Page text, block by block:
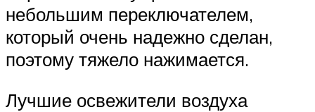
небольшим переключателем,
который очень надежно сделан,
поэтому тяжело нажимается.
Лучшие освежители воздуха